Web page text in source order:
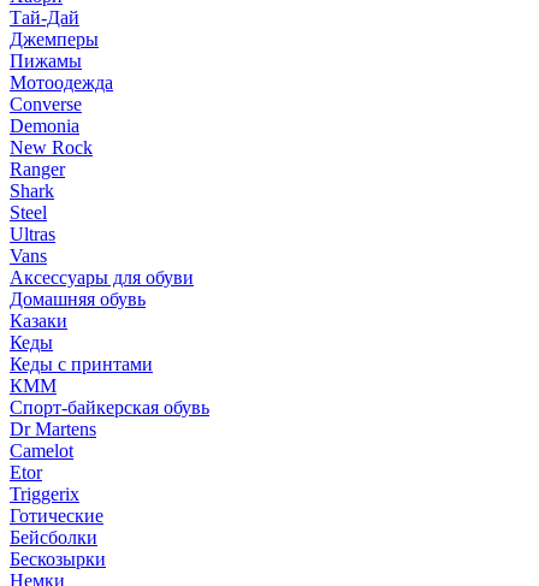
Тай-Дай
Джемперы
Пижамы
Мотоодежда
Converse
Demonia
New Rock
Ranger
Shark
Steel
Ultras
Vans
Аксессуары для обуви
Домашняя обувь
Казаки
Кеды
Кеды с принтами
КММ
Спорт-байкерская обувь
Dr Martens
Camelot
Etor
Triggerix
Готические
Бейсболки
Бескозырки
Немки